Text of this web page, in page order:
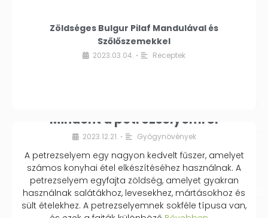
Zöldséges Bulgur Pilaf Mandulával és
Szőlőszemekkel
2023.03.04. • Receptek
Mindent a petrezselyemről
2023.12.21. • Gyógynövények
A petrezselyem egy nagyon kedvelt fűszer, amelyet
számos konyhai étel elkészítéséhez használnak. A
petrezselyem egyfajta zöldség, amelyet gyakran
használnak salátákhoz, levesekhez, mártásokhoz és
sült ételekhez. A petrezselyemnek sokféle típusa van,